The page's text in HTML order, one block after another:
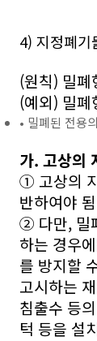
4) 지정폐기
(원칙) 밀
(예외) 밀
• 밀폐된 전용
가. 고상의
① 고상의
반하여야 됨
② 다만, 밀
하는 경우
를 방지할
고시하는
침출수 등
턱 등을 설